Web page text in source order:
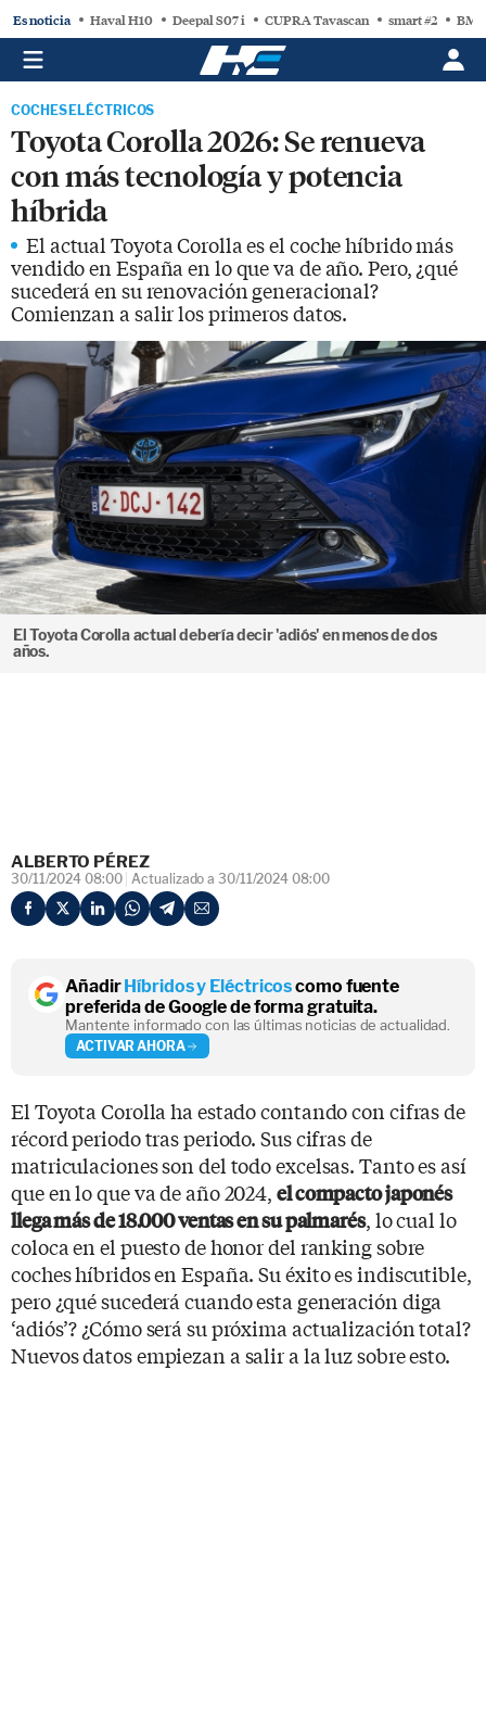
Es noticia Haval H10 Deepal S07 i CUPRA Tavascan smart #2
COCHES ELÉCTRICOS
Toyota Corolla 2026: Se renueva
con más tecnología y potencia
híbrida
El actual Toyota Corolla es el coche híbrido más
vendido en España en lo que va de año. Pero, ¿qué
sucederá en su renovación generacional?
Comienzan a salir los primeros datos.
El Toyota Corolla actual debería decir 'adiós' en menos de dos
años.
ALBERTO PÉREZ
30/11/2024 08:00 Actualizado a 30/11/2024 08:00
AñadirHíbridos y Eléctricoscomo fuente
preferida de Google de forma gratuita.
Mantente informado con las últimas noticias de actualidad.
ACTIVAR AHORA
El Toyota Corolla ha estado contando con cifras de
récord periodo tras periodo. Sus cifras de
matriculaciones son del todo excelsas. Tanto es así
que en lo que va de año 2024, el compacto japonés
llega más de 18.000 ventas en su palmarés, lo cual lo
coloca en el puesto de honor del ranking sobre
coches híbridos en España. Su éxito es indiscutible,
pero ¿qué sucederá cuando esta generación diga
‘adiós’? ¿Cómo será su próxima actualización total?
Nuevos datos empiezan a salir a la luz sobre esto.